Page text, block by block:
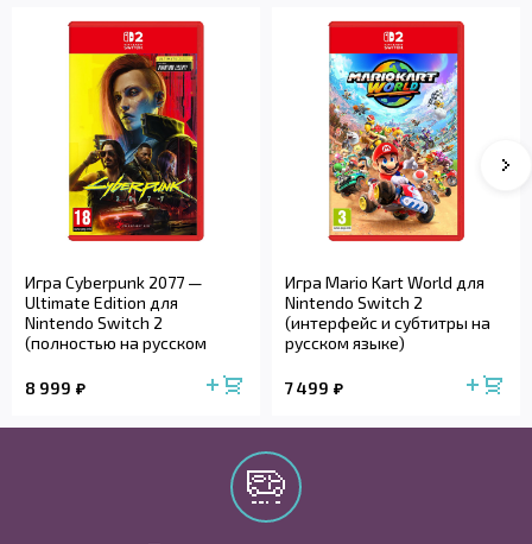
Игра Cyberpunk 2077 —
Ultimate Edition для
Nintendo Switch 2
(полностью на русском
8 999
Игра Mario Kart World для
Nintendo Switch 2
(интерфейс и субтитры на
русском языке)
7 499